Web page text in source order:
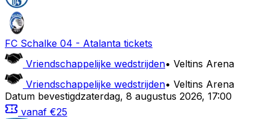
FC Schalke 04 - Atalanta tickets
Vriendschappelijke wedstrijden• Veltins Arena
Vriendschappelijke wedstrijden• Veltins Arena
Datum bevestigdzaterdag, 8 augustus 2026, 17:00
vanaf €25